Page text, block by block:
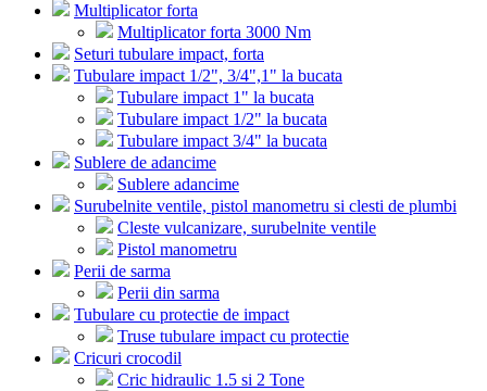
Multiplicator forta
Multiplicator forta 3000 Nm
Seturi tubulare impact, forta
Tubulare impact 1/2", 3/4",1" la bucata
Tubulare impact 1" la bucata
Tubulare impact 1/2" la bucata
Tubulare impact 3/4" la bucata
Sublere de adancime
Sublere adancime
Surubelnite ventile, pistol manometru si clesti de plumbi
Cleste vulcanizare, surubelnite ventile
Pistol manometru
Perii de sarma
Perii din sarma
Tubulare cu protectie de impact
Truse tubulare impact cu protectie
Cricuri crocodil
Cric hidraulic 1.5 si 2 Tone